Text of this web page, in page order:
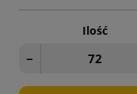
Ilość
−